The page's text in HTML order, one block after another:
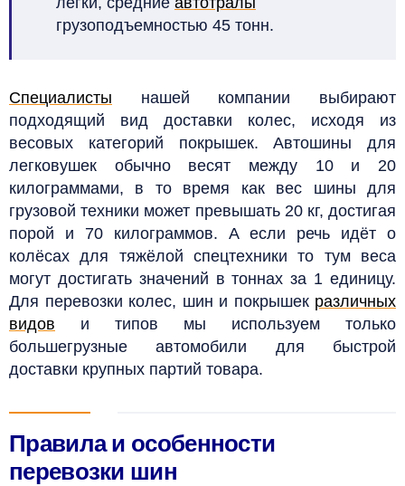
грузоподъемностью 45 тонн.
Специалисты нашей компании выбирают
подходящий вид доставки колес, исходя из
весовых категорий покрышек. Автошины для
легковушек обычно весят между 10 и 20
килограммами, в то время как вес шины для
грузовой техники может превышать 20 кг, достигая
порой и 70 килограммов. А если речь идёт о
колёсах для тяжёлой спецтехники то тум веса
могут достигать значений в тоннах за 1 единицу.
Для перевозки колес, шин и покрышек различных
видов и типов мы используем только
большегрузные автомобили для быстрой
доставки крупных партий товара.
Правила и особенности
перевозки шин